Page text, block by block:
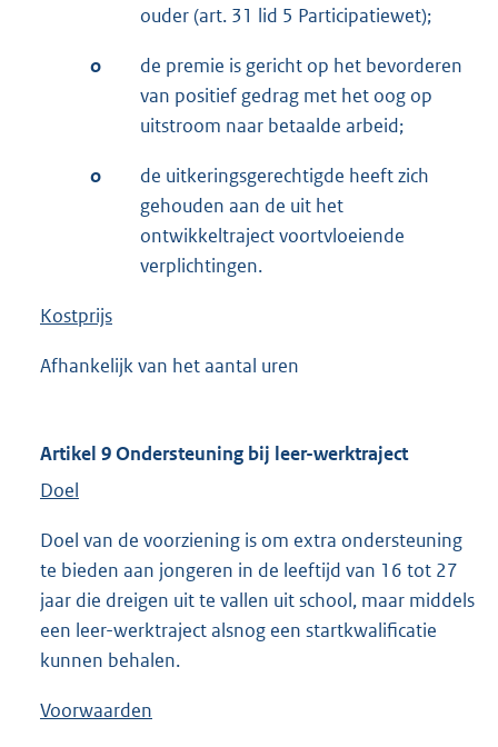
ouder (art. 31 lid 5 Participatiewet);
o
de premie is gericht op het bevorderen
van positief gedrag met het oog op
uitstroom naar betaalde arbeid;
o
de uitkeringsgerechtigde heeft zich
gehouden aan de uit het
ontwikkeltraject voortvloeiende
verplichtingen.
Kostprijs
Afhankelijk van het aantal uren
Artikel 9 Ondersteuning bij leer-werktraject
Doel
Doel van de voorziening is om extra ondersteuning
te bieden aan jongeren in de leeftijd van 16 tot 27
jaar die dreigen uit te vallen uit school, maar middels
een leer-werktraject alsnog een startkwalificatie
kunnen behalen.
Voorwaarden